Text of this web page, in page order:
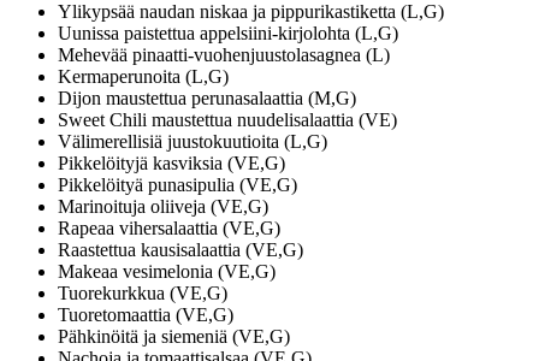
Ylikypsää naudan niskaa ja pippurikastiketta (L,G)
Uunissa paistettua appelsiini-kirjolohta (L,G)
Mehevää pinaatti-vuohenjuustolasagnea (L)
Kermaperunoita (L,G)
Dijon maustettua perunasalaattia (M,G)
Sweet Chili maustettua nuudelisalaattia (VE)
Välimerellisiä juustokuutioita (L,G)
Pikkelöityjä kasviksia (VE,G)
Pikkelöityä punasipulia (VE,G)
Marinoituja oliiveja (VE,G)
Rapeaa vihersalaattia (VE,G)
Raastettua kausisalaattia (VE,G)
Makeaa vesimelonia (VE,G)
Tuorekurkkua (VE,G)
Tuoretomaattia (VE,G)
Pähkinöitä ja siemeniä (VE,G)